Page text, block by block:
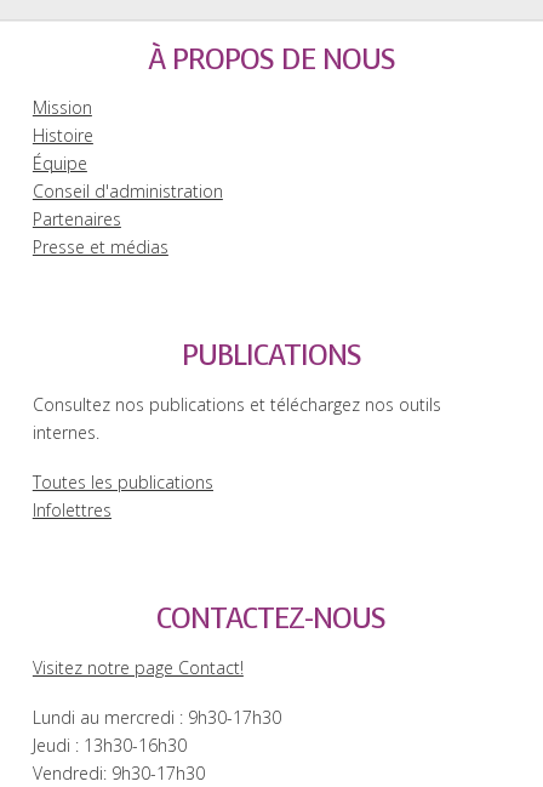
À PROPOS DE NOUS
Mission
Histoire
Équipe
Conseil d'administration
Partenaires
Presse et médias
PUBLICATIONS
Consultez nos publications et téléchargez nos outils
internes.
Toutes les publications
Infolettres
CONTACTEZ-NOUS
Visitez notre page Contact!
Lundi au mercredi : 9h30-17h30
Jeudi : 13h30-16h30
Vendredi: 9h30-17h30